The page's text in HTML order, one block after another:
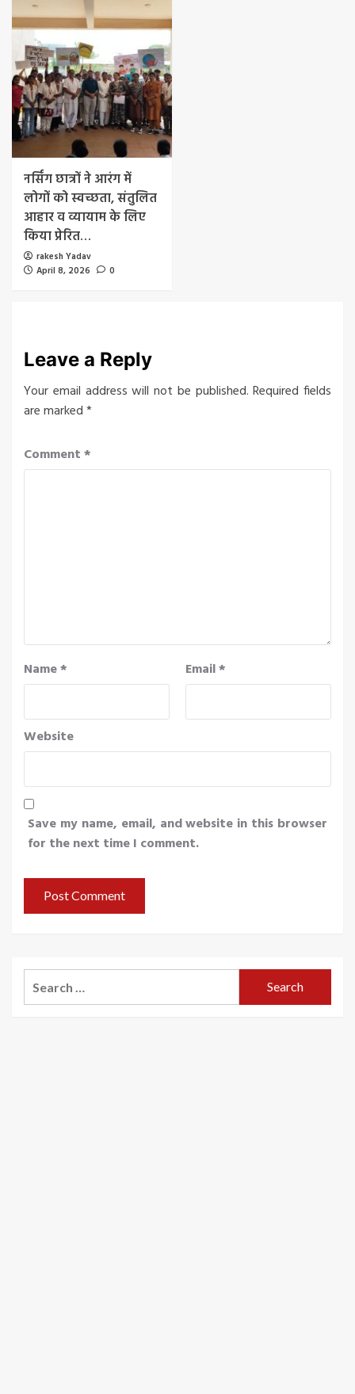
नर्सिंग छात्रों ने आरंग में
लोगों को स्वच्छता, संतुलित
आहार व व्यायाम के लिए
किया प्रेरित…
rakesh Yadav
April 8, 2026
0
Leave a Reply
Your email address will not be published. Required fields
are marked*
Comment*
Name* Email*
Website
Save my name, email, and website in this browser
for the next time I comment.
for: